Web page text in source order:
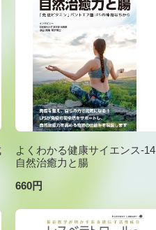
よくわかる健康サイエンス-14
自然治癒力と腸
660円